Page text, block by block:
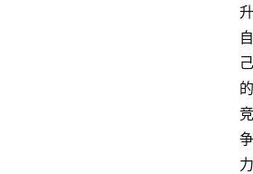
升
自
己
的
竞
争
力